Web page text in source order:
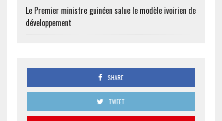
Le Premier ministre guinéen salue le modèle ivoirien de
développement
SHARE
TWEET